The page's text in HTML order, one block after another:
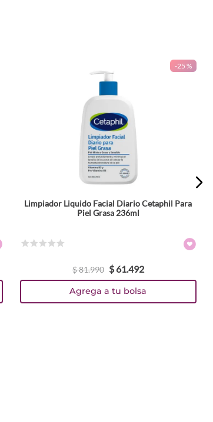
-25 %
Limpiador Liquido Facial Diario Cetaphil Para
Piel Grasa 236ml
$81.990 $ 61.492
Agrega a tu bolsa